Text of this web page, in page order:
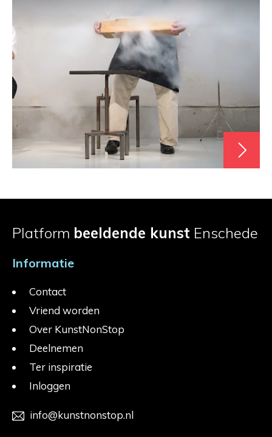
Platform beeldende kunst Enschede
Informatie
Contact
Vriend worden
Over KunstNonStop
Deelnemen
Ter inspiratie
Inloggen
info@kunstnonstop.nl